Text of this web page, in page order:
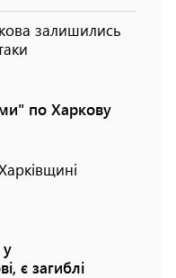
залишились
по Харкову
у
є загиблі